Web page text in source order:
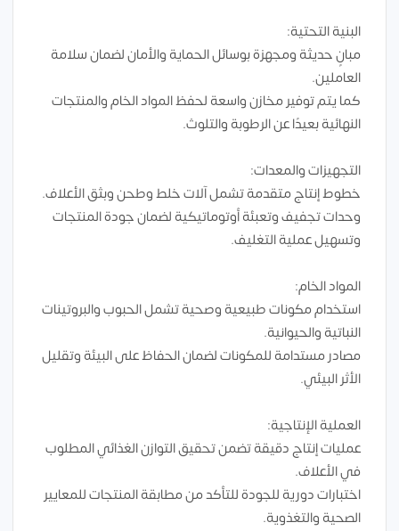
البنية التحتية:
مبانٍ حديثة ومجهزة بوسائل الحماية والأمان لضمان سلامة
العاملين.
كما يتم توفير مخازن واسعة لحفظ المواد الخام والمنتجات
النهائية بعيدًا عن الرطوبة والتلوث.
التجهيزات والمعدات:
خطوط إنتاج متقدمة تشمل آلات خلط وطحن وبثق الأعلاف.
وحدات تجفيف وتعبئة أوتوماتيكية لضمان جودة المنتجات
وتسهيل عملية التغليف.
المواد الخام:
استخدام مكونات طبيعية وصحية تشمل الحبوب والبروتينات
النباتية والحيوانية.
مصادر مستدامة للمكونات لضمان الحفاظ على البيئة وتقليل
الأثر البيئي.
العملية الإنتاجية:
عمليات إنتاج دقيقة تضمن تحقيق التوازن الغذائي المطلوب
في الأعلاف.
اختبارات دورية للجودة للتأكد من مطابقة المنتجات للمعايير
الصحية والتغذوية.